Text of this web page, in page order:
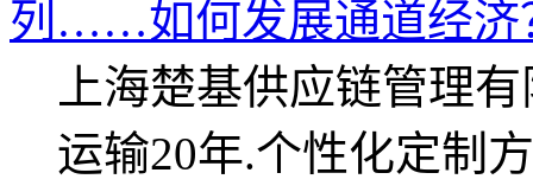
列……如何发展通道经济
上海楚基供应链管理
运输20年.个性化定制